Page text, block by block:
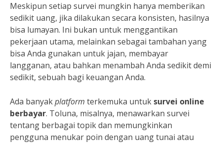
Meskipun setiap survei mungkin hanya memberikan
sedikit uang, jika dilakukan secara konsisten, hasilnya
bisa lumayan. Ini bukan untuk menggantikan
pekerjaan utama, melainkan sebagai tambahan yang
bisa Anda gunakan untuk jajan, membayar
langganan, atau bahkan menambah Anda sedikit demi
sedikit, sebuah bagi keuangan Anda.
Ada banyakplatform terkemuka untuk survei online
berbayar. Toluna, misalnya, menawarkan survei
tentang berbagai topik dan memungkinkan
pengguna menukar poin dengan uang tunai atau